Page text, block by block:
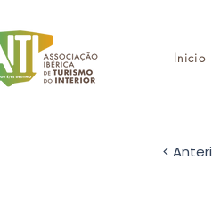
Inicio
<